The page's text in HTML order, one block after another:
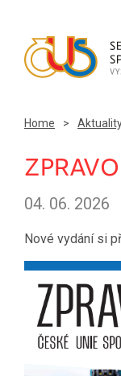
Home >
04. 06. 2026
Nové vydání si